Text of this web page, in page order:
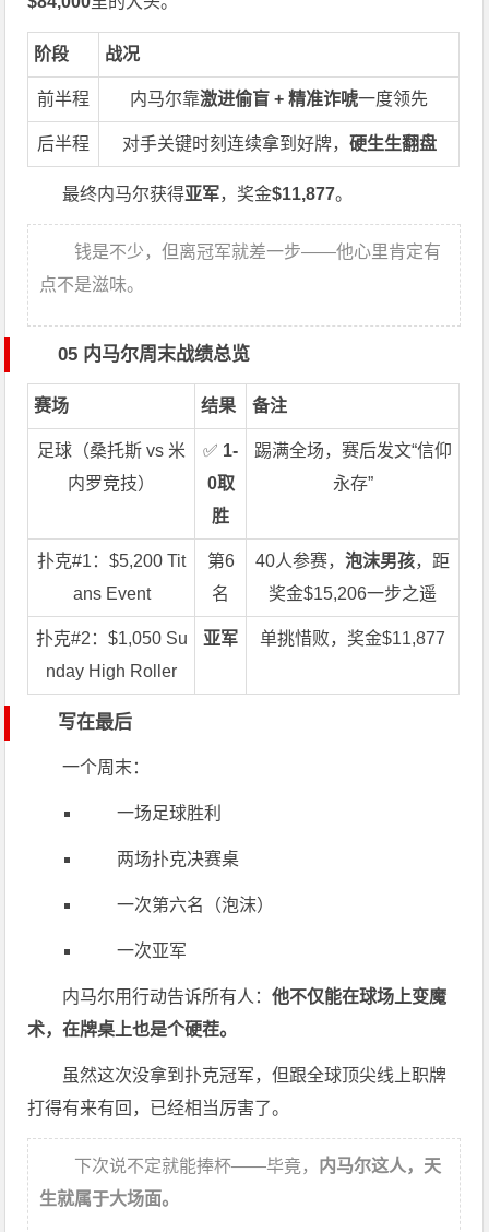
阶段 战况
前半程 内马尔靠激进偷盲 + 精准诈唬一度领先
后半程 对手关键时刻连续拿到好牌， 硬生生翻盘
最终内马尔获得亚军，奖金$11,877。
钱是不少，但离冠军就差一步——他心里肯定有
点不是滋味。
05 内马尔周末战绩总览
赛场 结果 备注
足球（桑托斯 vs 米
内罗竞技）
✅ 1-
0取
胜
踢满全场，赛后发文“信仰
永存”
扑克#1：$5,200 Tit
ans Event
第6
名
40人参赛，泡沫男孩，距
奖金$15,206一步之遥
扑克#2：$1,050 Su
nday High Roller
亚军 单挑惜败，奖金$11,877
写在最后
一个周末：
一场足球胜利
两场扑克决赛桌
一次第六名（泡沫）
一次亚军
内马尔用行动告诉所有人：他不仅能在球场上变魔
术，在牌桌上也是个硬茬。
虽然这次没拿到扑克冠军，但跟全球顶尖线上职牌
打得有来有回，已经相当厉害了。
下次说不定就能捧杯——毕竟， 内马尔这人，天
生就属于大场面。